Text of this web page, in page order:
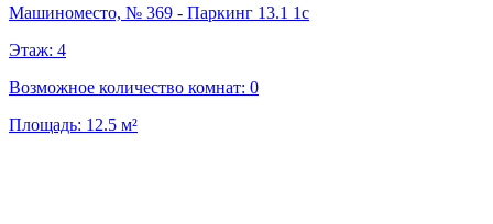
Машиноместо, № 369 - Паркинг 13.1 1с
Этаж: 4
Возможное количество комнат: 0
Площадь: 12.5 м²